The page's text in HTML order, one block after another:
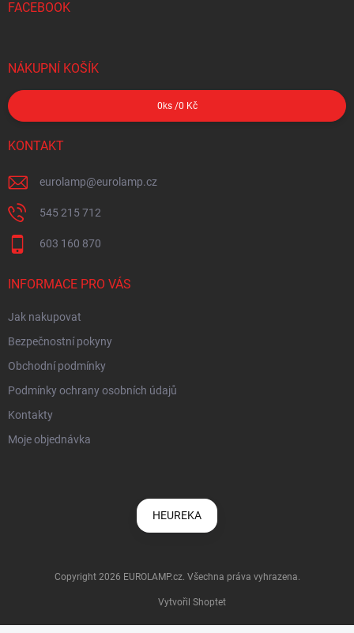
FACEBOOK
NÁKUPNÍ KOŠÍK
0 ks /0 Kč
KONTAKT
eurolamp@eurolamp.cz
545 215 712
603 160 870
INFORMACE PRO VÁS
Jak nakupovat
Bezpečnostní pokyny
Obchodní podmínky
Podmínky ochrany osobních údajů
Kontakty
Moje objednávka
HEUREKA
Vytvořil Shoptet
Copyright 2026 EUROLAMP.cz. Všechna práva vyhrazena.